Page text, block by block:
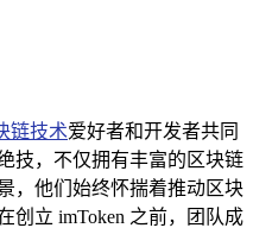
链技术爱好者和开发者共同
技，不仅拥有丰富的区块链
，他们始终怀揣着推动区块
创立 imToken 之前，团队成